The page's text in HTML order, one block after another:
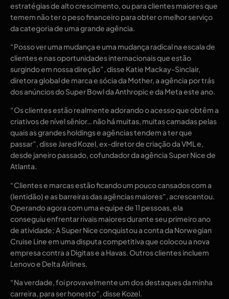
estratégias de alto crescimento, ou para clientes maiores que
temem não ter o peso financeiro para obter o melhor serviço
da categoria de uma grande agência.
“Posso ver uma mudança e uma mudança radical na escala de
clientes e nas oportunidades internacionais que estão
surgindo em nossa direção”, disse Katie Mackay-Sinclair,
diretora global de marca e sócia da Mother, a agência por trás
dos anúncios do Super Bowl da Anthropic e da Meta este ano.
“Os clientes estão realmente adorando o acesso que obtêm a
criativos de nível sênior… não há muitas, muitas camadas pelas
quais as grandes holdings e agências tendem a ter que
passar”, disse Jared Kozel, ex-diretor de criação da VML e,
desde janeiro passado, cofundador da agência Super Nice de
Atlanta.
“Clientes e marcas estão ficando um pouco cansados ​​​​com a
(lentidão) e as barreiras das agências maiores”, acrescentou.
Operando agora com uma equipe de 11 pessoas, ela
conseguiu enfrentar rivais maiores durante seu primeiro ano
de atividade; A Super Nice conquistou a conta da Norwegian
Cruise Line em uma disputa competitiva que colocou a nova
empresa contra a Digitas e a Havas. Outros clientes incluem
Lenovo e Delta Airlines.
“Na verdade, foi provavelmente um dos destaques da minha
carreira, para ser honesto”, disse Kozel.